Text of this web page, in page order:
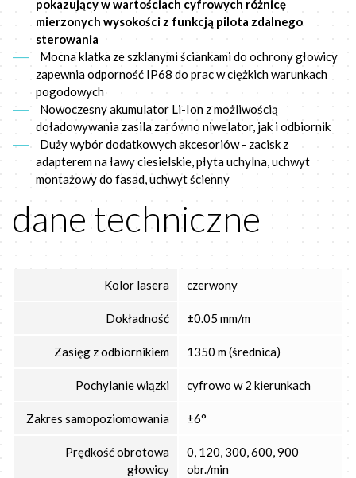
pokazujący w wartościach cyfrowych różnicę
mierzonych wysokości z funkcją pilota zdalnego
sterowania
Mocna klatka ze szklanymi ściankami do ochrony głowicy
zapewnia odporność IP68 do prac w ciężkich warunkach
pogodowych
Nowoczesny akumulator Li-Ion z możliwością
doładowywania zasila zarówno niwelator, jak i odbiornik
Duży wybór dodatkowych akcesoriów - zacisk z
adapterem na ławy ciesielskie, płyta uchylna, uchwyt
montażowy do fasad, uchwyt ścienny
dane techniczne
Kolor lasera czerwony
Dokładność ±0.05 mm/m
Zasięg z odbiornikiem 1350 m (średnica)
Pochylanie wiązki cyfrowo w 2 kierunkach
Zakres samopoziomowania ±6°
Prędkość obrotowa
głowicy
0, 120, 300, 600, 900
obr./min